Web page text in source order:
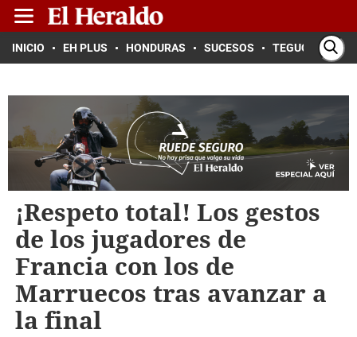
INICIO EH PLUS HONDURAS SUCESOS TEGUCIGALPA
¡Respeto total! Los gestos
de los jugadores de
Francia con los de
Marruecos tras avanzar a
la final